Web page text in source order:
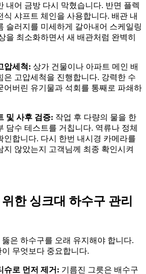
내어 금방 다시 막혔습니다. 반면 플렉
식 샤프트 체인을 사용합니다. 배관 내
슬러지를 미세하게 갈아내어 스케일링
을 최소화하면서 새 배관처럼 완벽히
압세척: 상가 건물이나 아파트 메인 배
은 고압세척을 진행합니다. 강력한 수
어버린 유기물과 석회를 통째로 파쇄하
및 사후 검증: 작업 후 다량의 물을 한
담수 테스트를 거칩니다. 역류나 정체
인합니다. 다시 한번 내시경 카메라를
지 않았는지 고객님께 최종 확인시켜
한 싱크대 하수구 관리
은 하수구를 오래 유지해야 합니다.
무엇보다 중요합니다.
슈로 먼저 제거: 기름진 그릇은 배수구